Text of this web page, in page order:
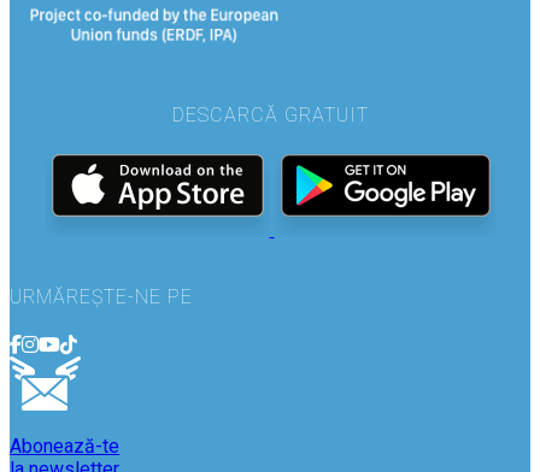
DESCARCĂ GRATUIT
URMĂREȘTE-NE PE
Abonează-te